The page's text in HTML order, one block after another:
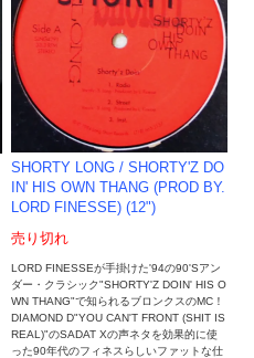
SHORTY LONG / SHORTY'Z DO
IN' HIS OWN THANG (PROD BY.
LORD FINESSE) (12")
売り切れ
LORD FINESSEが手掛けた'94の90'Sアン
ダー・クラシック"SHORTY'Z DOIN' HIS O
WN THANG"で知られるブロンクスのMC！
DIAMOND D"YOU CAN'T FRONT (SHIT IS
REAL)"のSADAT Xの声ネタを効果的に使
った90年代のフィネスらしいファットな仕